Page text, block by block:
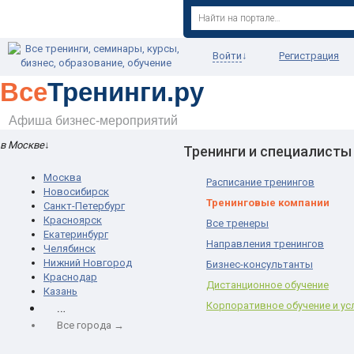
ВсеТренинги.ру
Афиша бизнес-мероприятий
в Москве↓
Москва
Новосибирск
Санкт-Петербург
Красноярск
Екатеринбург
Челябинск
Нижний Новгород
Краснодар
Казань
…
Все города →
Войти ↓ Регистрация
Тренинги и специалисты
Расписание тренингов
Тренинговые компании
Все тренеры
Направления тренингов
Бизнес-консультанты
Дистанционное обучение
Корпоративное обучение и